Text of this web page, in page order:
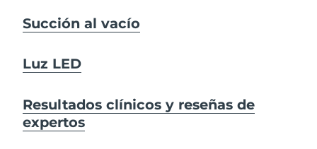
Succión al vacío
Luz LED
Resultados clínicos y reseñas de
expertos